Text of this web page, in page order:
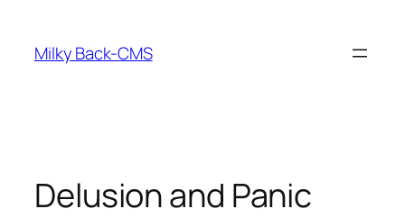
Milky Back-CMS
Delusion and Panic